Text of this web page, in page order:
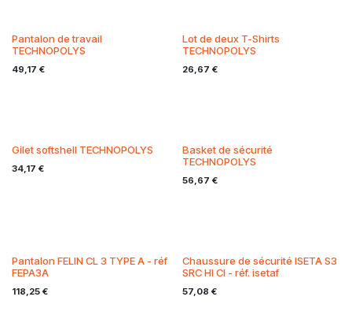
Pantalon de travail
TECHNOPOLYS
49,17 €
Lot de deux T-Shirts
TECHNOPOLYS
26,67 €
Gilet softshell TECHNOPOLYS
34,17 €
Basket de sécurité
TECHNOPOLYS
56,67 €
Pantalon FELIN CL 3 TYPE A - réf
FEPA3A
118,25 €
Chaussure de sécurité ISETA S3
SRC HI CI - réf. isetaf
57,08 €